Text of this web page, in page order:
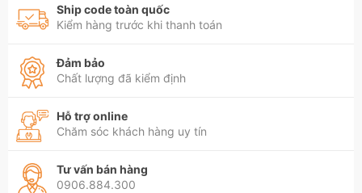
Ship code toàn quốc
Kiểm hàng trước khi thanh toán
Đảm bảo
Chất lượng đã kiểm định
Hỗ trợ online
Chăm sóc khách hàng uy tín
Tư vấn bán hàng
0906.884.300